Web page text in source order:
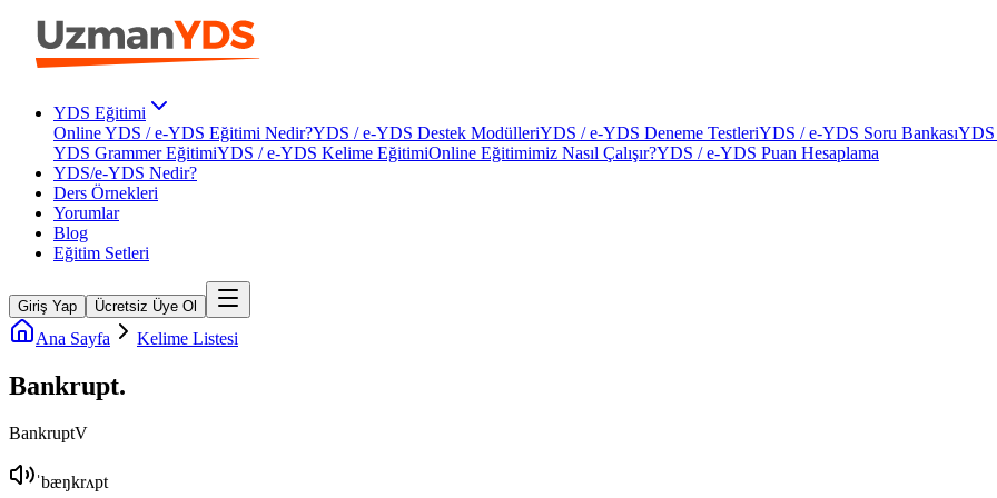
YDS Eğitimi
Online YDS / e-YDS Eğitimi Nedir?YDS / e-YDS Destek ModülleriYDS / e-YDS Deneme TestleriYDS / e-YDS Soru BankasıYDS
YDS Grammer EğitimiYDS / e-YDS Kelime EğitimiOnline Eğitimimiz Nasıl Çalışır?YDS / e-YDS Puan Hesaplama
YDS/e-YDS Nedir?
Ders Örnekleri
Yorumlar
Blog
Eğitim Setleri
Giriş Yap Ücretsiz Üye Ol
Ana Sayfa Kelime Listesi
Bankrupt.
BankruptV
ˈbæŋkrʌpt